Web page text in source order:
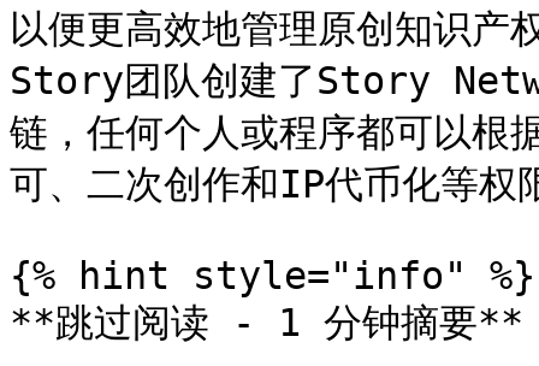
以便更高效地管理原创知识产
Story团队创建了Story
链，任何个人或程序都可以根
可、二次创作和IP代币化等权
{% hint style="info" %}
**跳过阅读 - 1 分钟摘要**